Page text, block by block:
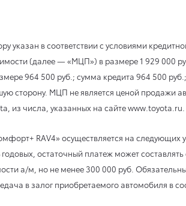
указан в соответствии с условиями
(далее — «МЦП») в размере 1 929 000
964 500 руб.; сумма кредита 964 500
сторону. МЦП не является ценой
из числа, указанных на сайте
RAV4» осуществляется на
остаточный платеж может
а/м, но не менее 300 000 руб.
в залог приобретаемого автомобиля в